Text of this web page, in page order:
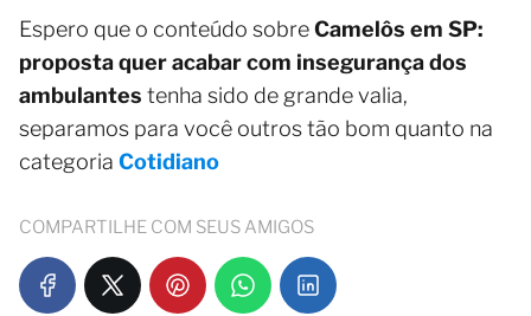
Espero que o conteúdo sobreCamelôs em SP:
proposta quer acabar com insegurança dos
ambulantes tenha sido de grande valia,
separamos para você outros tão bom quanto na
categoria Cotidiano
COMPARTILHE COM SEUS AMIGOS